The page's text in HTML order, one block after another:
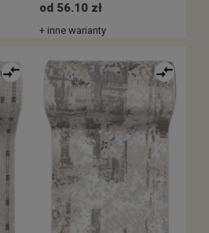
od 56.10 zł
+ inne warianty